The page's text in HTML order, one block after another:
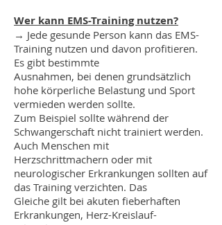
Wer kann EMS-Training nutzen?
→ Jede gesunde Person kann das EMS-
Training nutzen und davon profitieren.
Es gibt bestimmte
Ausnahmen, bei denen grundsätzlich
hohe körperliche Belastung und Sport
vermieden werden sollte.
Zum Beispiel sollte während der
Schwangerschaft nicht trainiert werden.
Auch Menschen mit
Herzschrittmachern oder mit
neurologischer Erkrankungen sollten auf
das Training verzichten. Das
Gleiche gilt bei akuten fieberhaften
Erkrankungen, Herz-Kreislauf-